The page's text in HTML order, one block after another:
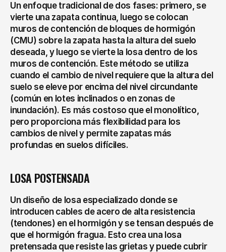
Un enfoque tradicional de dos fases: primero, se
vierte una zapata continua, luego se colocan
muros de contención de bloques de hormigón
(CMU) sobre la zapata hasta la altura del suelo
deseada, y luego se vierte la losa dentro de los
muros de contención. Este método se utiliza
cuando el cambio de nivel requiere que la altura del
suelo se eleve por encima del nivel circundante
(común en lotes inclinados o en zonas de
inundación). Es más costoso que el monolítico,
pero proporciona más flexibilidad para los
cambios de nivel y permite zapatas más
profundas en suelos difíciles.
LOSA POSTENSADA
Un diseño de losa especializado donde se
introducen cables de acero de alta resistencia
(tendones) en el hormigón y se tensan después de
que el hormigón fragua. Esto crea una losa
pretensada que resiste las grietas y puede cubrir